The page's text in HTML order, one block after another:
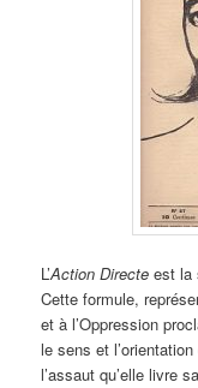
L’Action Directe est la
Cette formule,
et à l’Oppression
le sens et
l’assaut qu’elle livre